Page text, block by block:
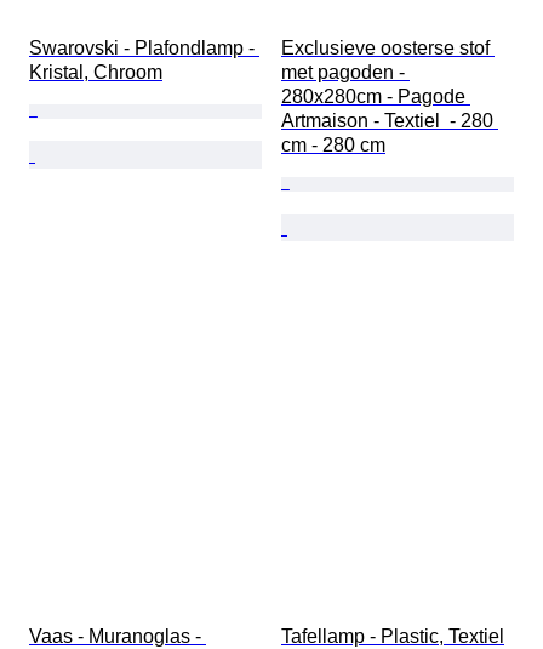
Swarovski - Plafondlamp -
Kristal, Chroom
Exclusieve oosterse stof
met pagoden -
280x280cm - Pagode
Artmaison - Textiel  - 280
cm - 280 cm
Vaas - Muranoglas -
Tafellamp - Plastic, Textiel